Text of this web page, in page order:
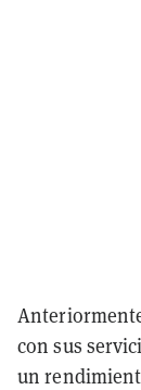
con sus
un